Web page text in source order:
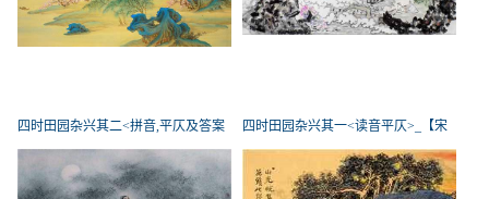
四时田园杂兴其二<拼音,平仄及答案 四时田园杂兴其一<读音平仄>_【宋